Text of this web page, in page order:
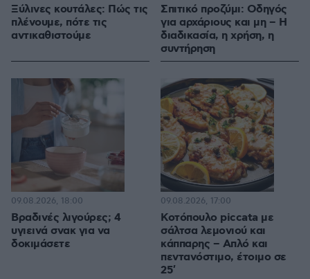
Ξύλινες κουτάλες: Πώς τις
πλένουμε, πότε τις
αντικαθιστούμε
Σπιτικό προζύμι: Οδηγός
για αρχάριους και μη – Η
διαδικασία, η χρήση, η
συντήρηση
Βραδινές λιγούρες; 4
υγιεινά σνακ για να
δοκιμάσετε
09.08.2026, 18:00
Κοτόπουλο piccata με
σάλτσα λεμονιού και
κάππαρης – Απλό και
πεντανόστιμο, έτοιμο σε
25′
09.08.2026, 17:00